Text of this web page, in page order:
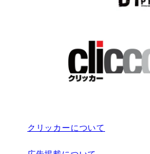
クリッカーについて